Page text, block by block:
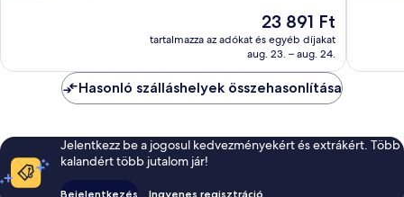
értékelés
Az
23 891 Ft
23 891 Ft
tartalmazza az adókat és egyéb díjakat
aug. 23. – aug. 24.
Hasonló szálláshelyek összehasonlítása
Jelentkezz be a jogosul kedvezményekért és extrákért. Több
kalandért több jutalom jár!
Bejelentkezés Ingyenes regisztráció